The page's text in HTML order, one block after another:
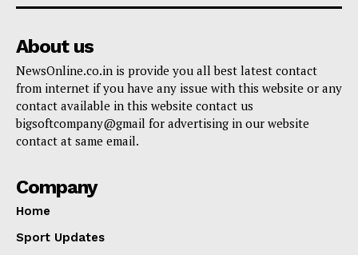
About us
NewsOnline.co.in is provide you all best latest contact
from internet if you have any issue with this website or any
contact available in this website contact us
bigsoftcompany@gmail for advertising in our website
contact at same email.
Company
Home
Sport Updates